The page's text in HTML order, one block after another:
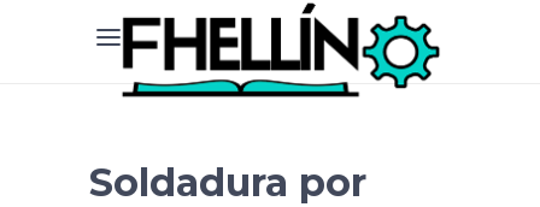
Soldadura por